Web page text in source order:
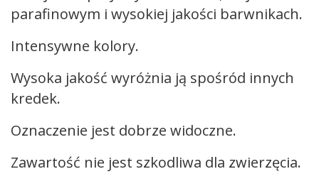
parafinowym i wysokiej jakości barwnikach.
Intensywne kolory.
Wysoka jakość wyróżnia ją spośród innych
kredek.
Oznaczenie jest dobrze widoczne.
Zawartość nie jest szkodliwa dla zwierzęcia.